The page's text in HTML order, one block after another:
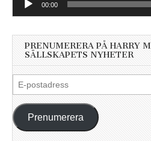
00:00
PRENUMERERA PÅ HARRY
SÄLLSKAPETS NYHETER
E-
postadress
Prenumerera